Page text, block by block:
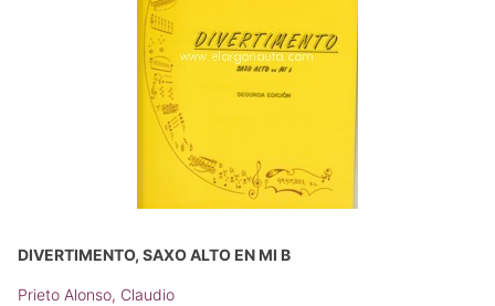
DIVERTIMENTO, SAXO ALTO EN MI B
Prieto Alonso, Claudio